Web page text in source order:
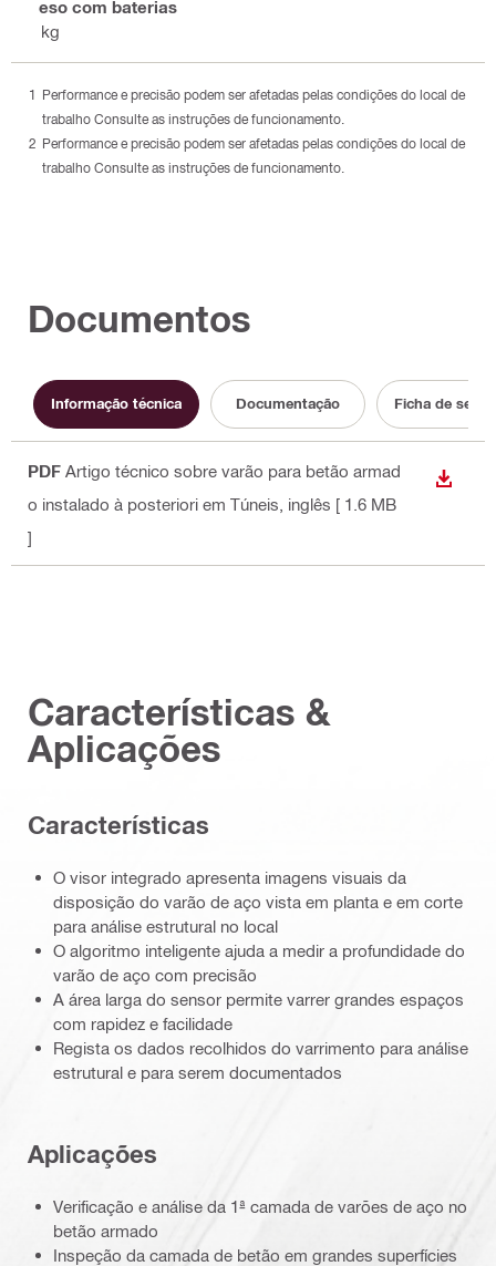
Peso com baterias
2 kg
Performance e precisão podem ser afetadas pelas condições do local de
trabalho Consulte as instruções de funcionamento.
Performance e precisão podem ser afetadas pelas condições do local de
trabalho Consulte as instruções de funcionamento.
Documentos
Informação técnica Documentação Ficha de
PDF Artigo técnico sobre varão para betão armad
o instalado à posteriori em Túneis , inglês [ 1.6 MB
]
Características &
Aplicações
Características
O visor integrado apresenta imagens visuais da
disposição do varão de aço vista em planta e em corte
para análise estrutural no local
O algoritmo inteligente ajuda a medir a profundidade do
varão de aço com precisão
A área larga do sensor permite varrer grandes espaços
com rapidez e facilidade
Regista os dados recolhidos do varrimento para análise
estrutural e para serem documentados
Aplicações
Verificação e análise da 1ª camada de varões de aço no
betão armado
Inspeção da camada de betão em grandes superfícies